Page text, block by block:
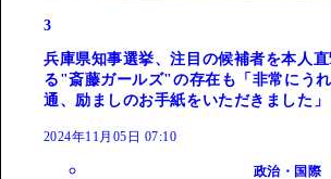
3
兵庫県知事選挙、注目の候補者を本人
る"斎藤ガールズ"の存在も「非常にう
通、励ましのお手紙をいただきました」
2024年11月05日 07:10
政治・国際